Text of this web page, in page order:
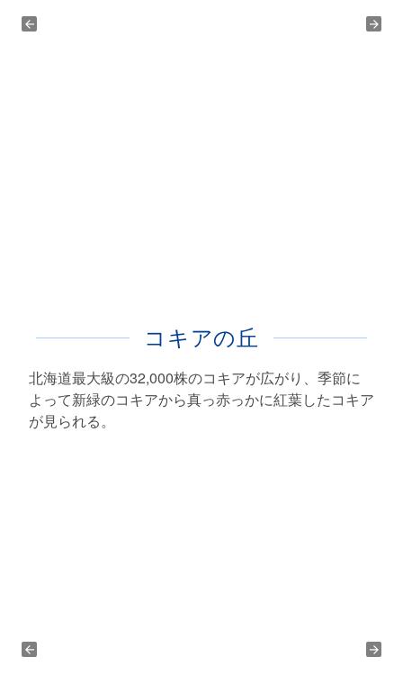
コキアの丘
北海道最大級の32,000株のコキアが広がり、季節に
よって新緑のコキアから真っ赤っかに紅葉したコキア
が見られる。